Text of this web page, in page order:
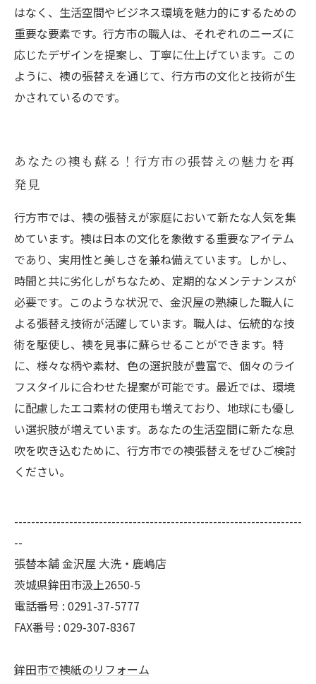
はなく、生活空間やビジネス環境を魅力的にするための
重要な要素です。行方市の職人は、それぞれのニーズに
応じたデザインを提案し、丁寧に仕上げています。この
ように、襖の張替えを通じて、行方市の文化と技術が生
かされているのです。
あなたの襖も蘇る！行方市の張替えの魅力を再
発見
行方市では、襖の張替えが家庭において新たな人気を集
めています。襖は日本の文化を象徴する重要なアイテム
であり、実用性と美しさを兼ね備えています。しかし、
時間と共に劣化しがちなため、定期的なメンテナンスが
必要です。このような状況で、金沢屋の熟練した職人に
よる張替え技術が活躍しています。職人は、伝統的な技
術を駆使し、襖を見事に蘇らせることができます。特
に、様々な柄や素材、色の選択肢が豊富で、個々のライ
フスタイルに合わせた提案が可能です。最近では、環境
に配慮したエコ素材の使用も増えており、地球にも優し
い選択肢が増えています。あなたの生活空間に新たな息
吹を吹き込むために、行方市での襖張替えをぜひご検討
ください。
--------------------------------------------------------------------
--
張替本舗 金沢屋 大洗・鹿嶋店
茨城県鉾田市汲上2650-5
電話番号 : 0291-37-5777
FAX番号 : 029-307-8367
鉾田市で襖紙のリフォーム